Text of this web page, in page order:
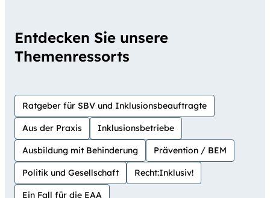
Entdecken Sie unsere
Themenressorts
Ratgeber für SBV und Inklusionsbeauftragte
Aus der Praxis Inklusionsbetriebe
Ausbildung mit Behinderung Prävention / BEM
Politik und Gesellschaft Recht:Inklusiv!
Ein Fall für die EAA